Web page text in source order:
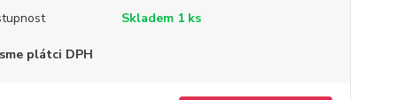
Skladem 1 ks
plátci DPH